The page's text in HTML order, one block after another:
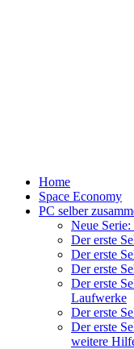
Home
Space Economy
PC selber
Neue Serie:
Der erste
Der erste
Der erste
Der erste
Laufwerke
Der erste
Der erste
weitere